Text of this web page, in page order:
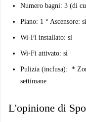
Numero bagni: 3 (di
Piano: 1 ° Ascensore: sì
Wi-Fi installato: sì
Wi-Fi attivato: sì
Pulizia (inclusa): *
settimane
L'opinione di